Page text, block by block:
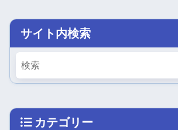
サイト内検索
カテゴリー